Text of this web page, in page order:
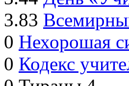
3.83
0 Нехорошая
0 Кодекс